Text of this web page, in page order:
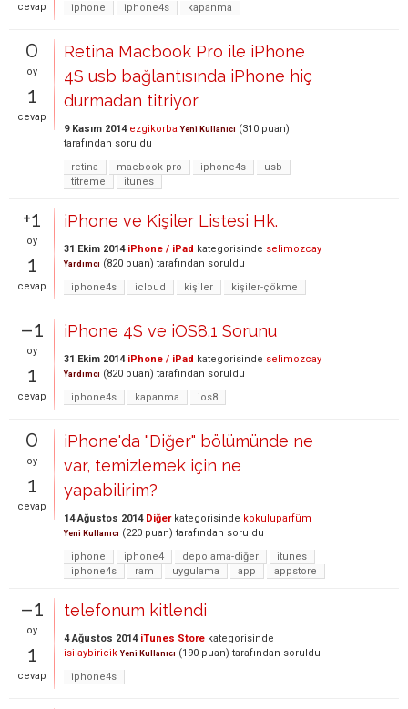
cevap
iphone
iphone4s kapanma
0
oy
1
cevap
Retina Macbook Pro ile iPhone
4S usb bağlantısında iPhone hiç
durmadan titriyor
9 Kasım 2014 ezgikorba Yeni Kullanıcı (310 puan)
tarafından soruldu
retina
macbook-pro iphone4s
usb
titreme
itunes
+1
oy
1
cevap
iPhone ve Kişiler Listesi Hk.
31 Ekim 2014 iPhone / iPad kategorisinde selimozcay
Yardımcı (820 puan) tarafından soruldu
iphone4s
icloud kişiler kişiler-çökme
–1
oy
1
cevap
iPhone 4S ve iOS8.1 Sorunu
31 Ekim 2014 iPhone / iPad kategorisinde selimozcay
Yardımcı (820 puan) tarafından soruldu
iphone4s
kapanma ios8
0
oy
1
cevap
iPhone'da "Diğer" bölümünde ne
var, temizlemek için ne
yapabilirim?
14 Ağustos 2014 Diğerkategorisinde kokuluparfüm
Yeni Kullanıcı (220 puan) tarafından soruldu
iphone
iphone4 depolama-diğer
itunes
iphone4s
ram uygulama app appstore
–1
oy
1
cevap
telefonum kitlendi
4 Ağustos 2014 iTunes Store kategorisinde
isilaybiricik Yeni Kullanıcı (190 puan) tarafından soruldu
iphone4s